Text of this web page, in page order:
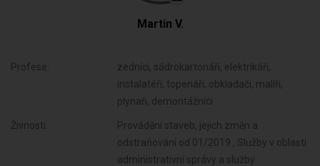
Martin V.
Profese:
zedníci, sádrokartonáři, elektrikáři,
instalatéři, topenáři, obkladači, malíři,
plynaři, demontážníci
Živnosti:
Provádění staveb, jejich změn a
odstraňování od 01/2019 , Služby v oblasti
administrativní správy a služby